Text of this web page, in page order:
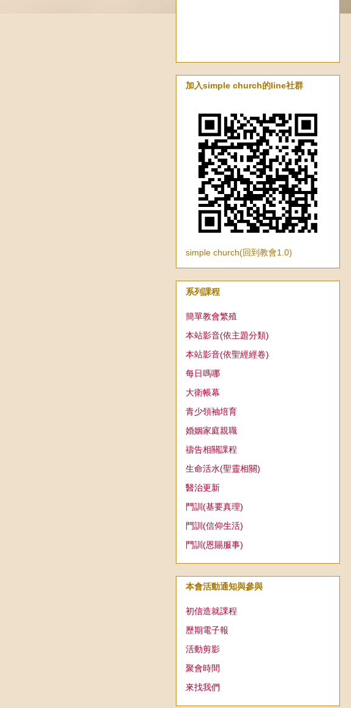
加入simple church的line社群
simple church(回到教會1.0)
系列課程
簡單教會繁殖
本站影音(依主題分類)
本站影音(依聖經經卷)
每日嗎哪
大衛帳幕
青少領袖培育
婚姻家庭親職
禱告相關課程
生命活水(聖靈相關)
醫治更新
門訓(基要真理)
門訓(信仰生活)
門訓(恩賜服事)
本會活動通知與參與
初信造就課程
歷期電子報
活動剪影
聚會時間
來找我們